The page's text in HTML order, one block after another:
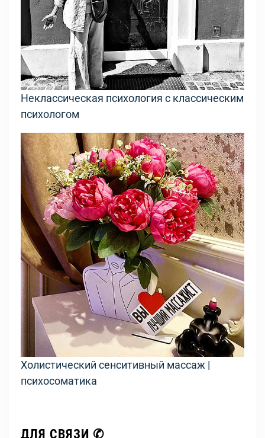
Неклассическая психология с классическим
психологом
Холистический сенситивный массаж |
психосоматика
ДЛЯ СВЯЗИ ✆